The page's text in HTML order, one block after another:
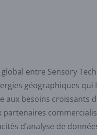
entre Sensory
géographiques
besoins croissants
d’analyse de